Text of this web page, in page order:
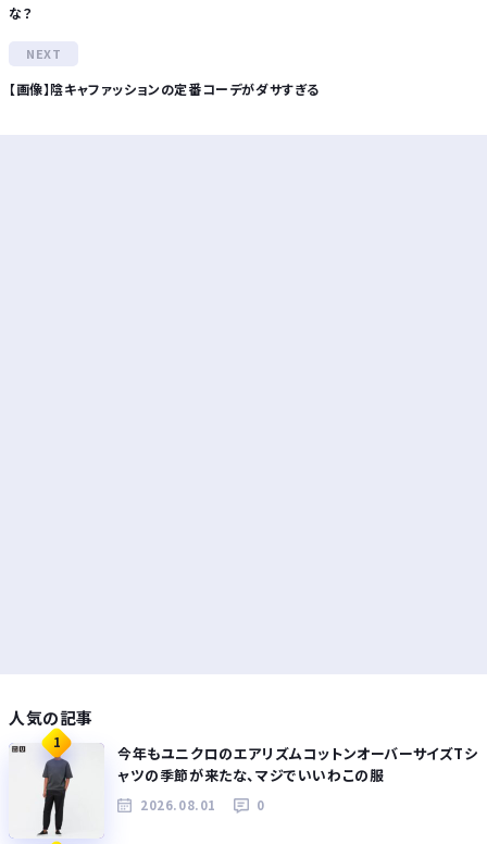
な？
【画像】陰キャファッションの定番コーデがダサすぎる
人気の記事
1
今年もユニクロのエアリズムコットンオーバーサイズTシ
ャツの季節が来たな、マジでいいわこの服
2026.08.01 0